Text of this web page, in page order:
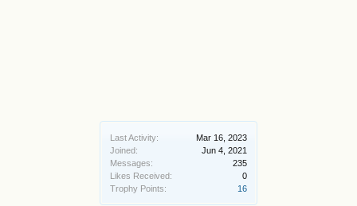
Last Activity:
Mar 16, 2023
Joined:
Jun 4, 2021
Messages:
235
Likes Received:
0
Trophy Points:
16